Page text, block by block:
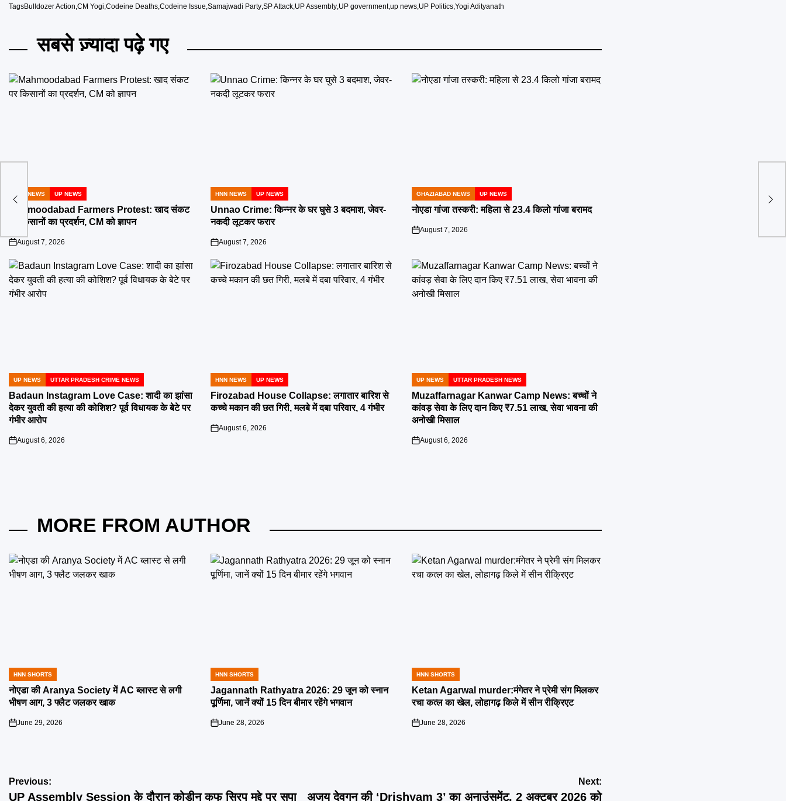
TagsBulldozer Action CM Yogi Codeine Deaths Codeine Issue Samajwadi Party SP Attack UP Assembly UP government,up news UP Politics Yogi Adityanath
सबसे ज़्यादा पढ़े गए
POSTED
HNN NEWS UP NEWS
Mahmoodabad Farmers Protest: खाद संकट
पर किसानों का प्रदर्शन, CM को ज्ञापन
on
August 7, 2026
POSTED
IN
HNN NEWS UP NEWS
Unnao Crime: किन्नर के घर घुसे 3 बदमाश, जेवर-
नकदी लूटकर फरार
on
August 7, 2026
POSTED
IN
GHAZIABAD NEWS UP NEWS
नोएडा गांजा तस्करी: महिला से 23.4 किलो गांजा बरामद
on
August 7, 2026
POSTED
IN
UP NEWS UTTAR PRADESH CRIME NEWS
Badaun Instagram Love Case: शादी का झांसा
देकर युवती की हत्या की कोशिश? पूर्व विधायक के बेटे पर
गंभीर आरोप
on
August 6, 2026
POSTED
IN
HNN NEWS UP NEWS
Firozabad House Collapse: लगातार बारिश से
कच्चे मकान की छत गिरी, मलबे में दबा परिवार, 4 गंभीर
on
August 6, 2026
POSTED
IN
UP NEWS UTTAR PRADESH NEWS
Muzaffarnagar Kanwar Camp News: बच्चों ने
कांवड़ सेवा के लिए दान किए ₹7.51 लाख, सेवा भावना की
अनोखी मिसाल
on
August 6, 2026
MORE FROM AUTHOR
POSTED
IN
HNN SHORTS
नोएडा की Aranya Society में AC ब्लास्ट से लगी
भीषण आग, 3 फ्लैट जलकर खाक
on
June 29, 2026
POSTED
IN
HNN SHORTS
Jagannath Rathyatra 2026: 29 जून को स्नान
पूर्णिमा, जानें क्यों 15 दिन बीमार रहेंगे भगवान
on
June 28, 2026
POSTED
IN
HNN SHORTS
Ketan Agarwal murder:मंगेतर ने प्रेमी संग मिलकर
रचा कत्ल का खेल, लोहागढ़ किले में सीन रीक्रिएट
on
June 28, 2026
Post
Previous:
UP Assembly Session के दौरान कोडीन कफ सिरप मुद्दे पर सपा
Next:
अजय देवगन की ‘Drishyam 3’ का अनाउंसमेंट, 2 अक्टूबर 2026 को